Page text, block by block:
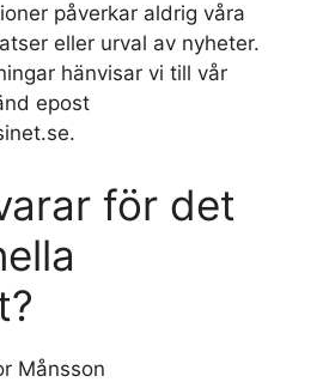
påverkar aldrig våra
eller urval av nyheter.
hänvisar vi till vår
epost
för det
Månsson